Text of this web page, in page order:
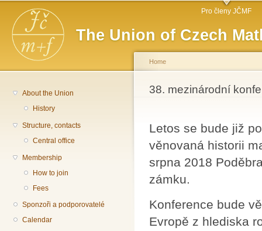
The Union of Czech
Main menu Pro členy JČMF
About the Union
History
Structure, contacts
Central office
Membership
How to join
Fees
Sponzoři a podporovatelé
Calendar
You are here
Home
38. mezinárodní
Letos se bude již
věnovaná historii
srpna 2018
zámku.
Konference bude
Evropě z hlediska